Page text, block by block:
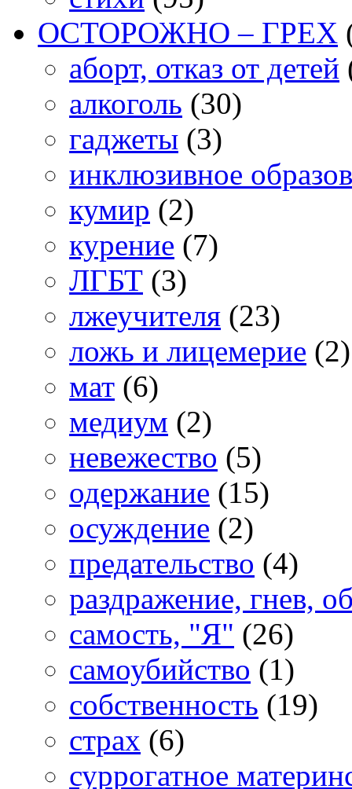
ОСТОРОЖНО – ГРЕХ
аборт, отказ от детей
алкоголь (30)
гаджеты (3)
инклюзивное
кумир (2)
курение (7)
ЛГБТ (3)
лжеучителя (23)
ложь и лицемерие (2)
мат (6)
медиум (2)
невежество (5)
одержание (15)
осуждение (2)
предательство (4)
раздражение, гнев,
самость, "Я" (26)
самоубийство (1)
собственность (19)
страх (6)
суррогатное